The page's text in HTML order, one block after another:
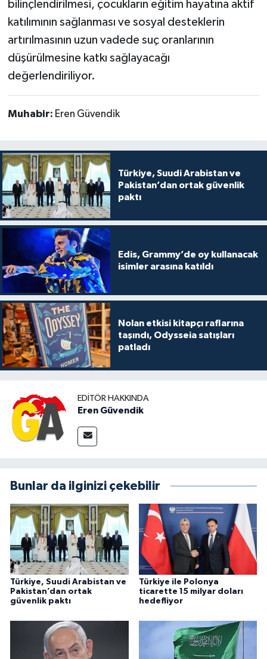
bilinçlendirilmesi, çocukların eğitim hayatına aktif
katılımının sağlanması ve sosyal desteklerin
artırılmasının uzun vadede suç oranlarının
düşürülmesine katkı sağlayacağı
değerlendiriliyor.
Muhabir: Eren Güvendik
Türkiye, Suudi Arabistan ve
Pakistan’dan ortak güvenlik
paktı
Edis, Grammy’de oy kullanacak
isimler arasına katıldı
Nolan etkisi kitapçı raflarına
taşındı, Odysseia satışları
patladı
EDITÖR HAKKINDA
Eren Güvendik
Bunlar da ilginizi çekebilir
Türkiye, Suudi Arabistan ve
Pakistan’dan ortak
güvenlik paktı
Türkiye ile Polonya
ticarette 15 milyar doları
hedefliyor